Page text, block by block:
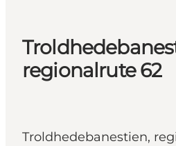
regionalrute 62
Troldhedebanestien,